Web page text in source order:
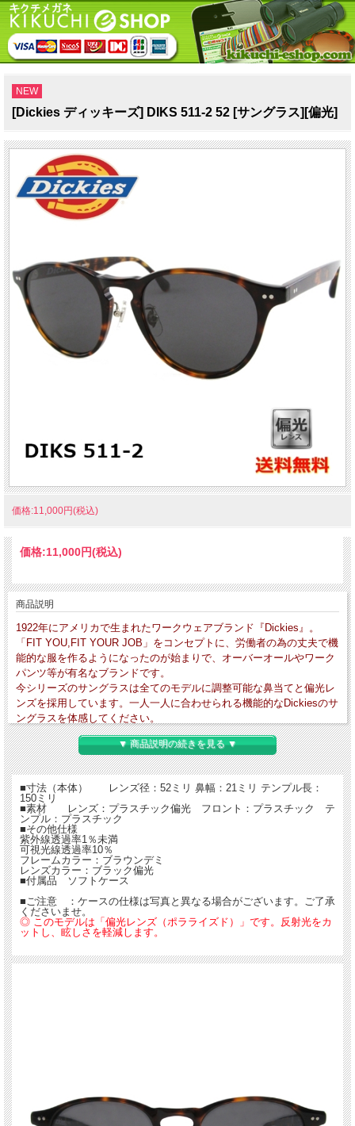
NEW
[Dickies ディッキーズ] DIKS 511-2 52 [サングラス][偏光]
価格:11,000円(税込)
価格:11,000円(税込)
商品説明
1922年にアメリカで生まれたワークウェアブランド『Dickies』。
「FIT YOU,FIT YOUR JOB」をコンセプトに、労働者の為の丈夫で機
能的な服を作るようになったのが始まりで、オーバーオールやワーク
パンツ等が有名なブランドです。
今シリーズのサングラスは全てのモデルに調整可能な鼻当てと偏光レ
ンズを採用しています。一人一人に合わせられる機能的なDickiesのサ
ングラスを体感してください。
【送料無料】 ▼ 商品説明の続きを見る ▼
■寸法（本体） レンズ径：52ミリ 鼻幅：21ミリ テンプル長：
150ミリ
■素材 レンズ：プラスチック偏光 フロント：プラスチック テ
ンプル：プラスチック
■その他仕様
紫外線透過率1％未満
可視光線透過率10％
フレームカラー：ブラウンデミ
レンズカラー：ブラック偏光
■付属品 ソフトケース
■ご注意 ：ケースの仕様は写真と異なる場合がございます。ご了承
くださいませ。
◎ このモデルは「偏光レンズ（ポラライズド）」です。反射光をカ
ットし、眩しさを軽減します。